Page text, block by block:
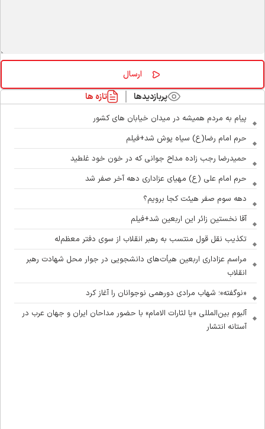
پربازدیدها تازه ها
پیام به مردم همیشه در میدان خیابان های کشور
حرم امام رضا(ع) سیاه پوش شد+فیلم
حمیدرضا رجب زاده مداح جوانی که در خون خود غلطید
حرم امام علی (ع) مهیای عزاداری دهه آخر صفر شد
دهه سوم صفر هیئت کجا برویم؟
آقا نخستین زائر این اربعین شد+فیلم
تکذیب نقل قول منتسب به رهبر انقلاب از سوی دفتر معظم‌له
مراسم عزاداری اربعین هیأت‌های دانشجویی در جوار محل شهادت رهبر
انقلاب
«نوگفته»؛ شهاب مرادی دورهمی نوجوانان را آغاز کرد
آلبوم بین‌المللی «یا لثارات الامام» با حضور مداحان ایران و جهان عرب در
آستانه انتشار